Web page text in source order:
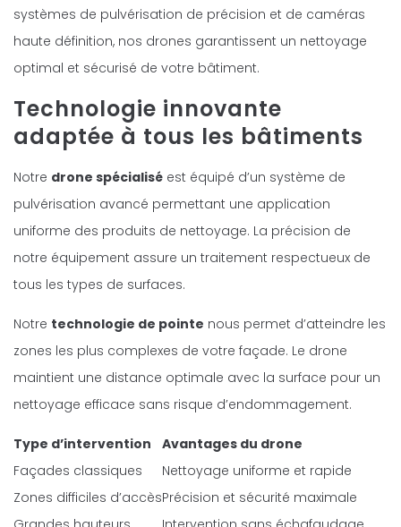
systèmes de pulvérisation de précision et de caméras
haute définition, nos drones garantissent un nettoyage
optimal et sécurisé de votre bâtiment.
Technologie innovante
adaptée à tous les bâtiments
Notre drone spécialisé est équipé d’un système de
pulvérisation avancé permettant une application
uniforme des produits de nettoyage. La précision de
notre équipement assure un traitement respectueux de
tous les types de surfaces.
Notre technologie de pointe nous permet d’atteindre les
zones les plus complexes de votre façade. Le drone
maintient une distance optimale avec la surface pour un
nettoyage efficace sans risque d’endommagement.
Type d’intervention
Avantages du drone
Façades classiques
Nettoyage uniforme et rapide
Zones difficiles d’accèsPrécision et sécurité maximale